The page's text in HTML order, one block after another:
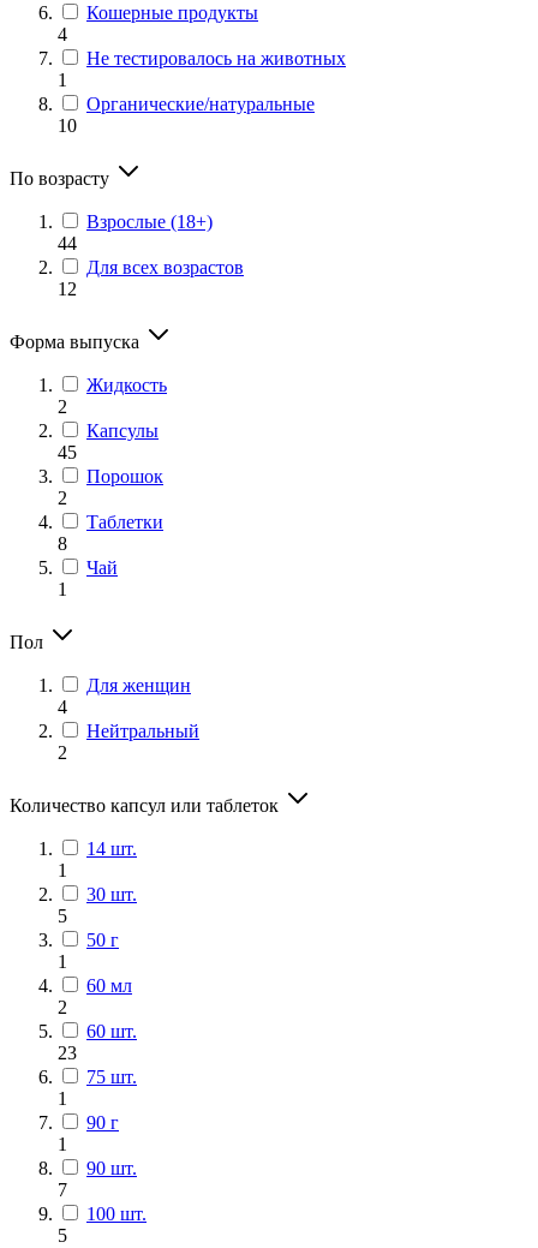
Кошерные продукты
4
Не тестировалось на животных
1
Органические/натуральные
10
По возрасту
Взрослые (18+)
44
Для всех возрастов
12
Форма выпуска
Жидкость
2
Капсулы
45
Порошок
2
Таблетки
8
Чай
1
Пол
Для женщин
4
Нейтральный
2
Количество капсул или таблеток
14 шт.
1
30 шт.
5
50 г
1
60 мл
2
60 шт.
23
75 шт.
1
90 г
1
90 шт.
7
100 шт.
5